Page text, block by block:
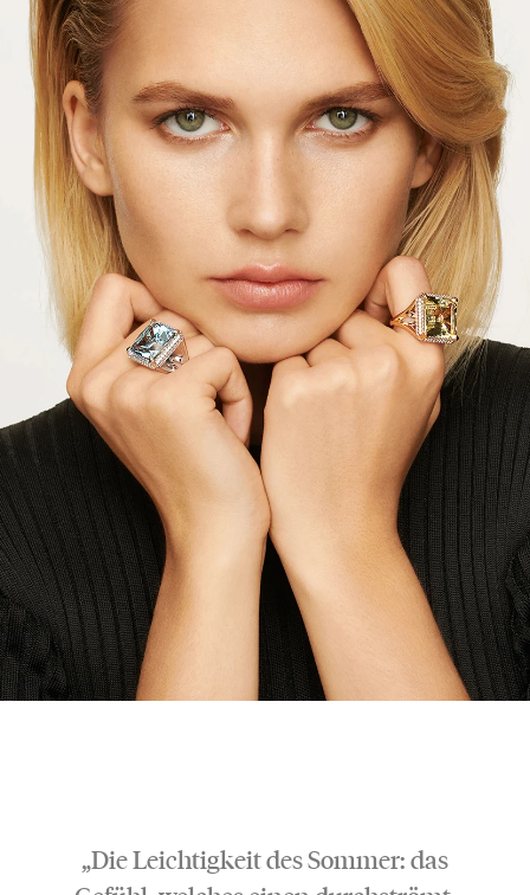
„Die Leichtigkeit des Sommer: das